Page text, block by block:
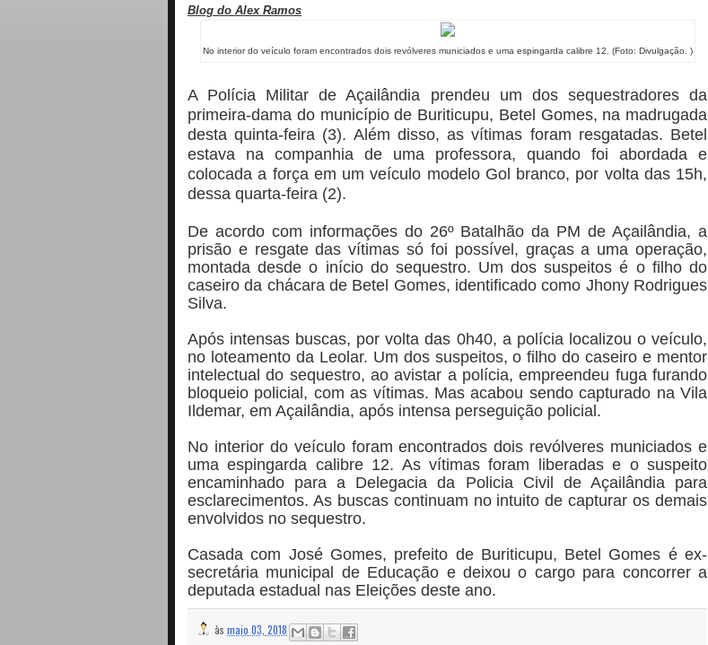
Blog do Alex Ramos
No interior do veículo foram encontrados dois revólveres municiados e uma espingarda calibre 12. (Foto: Divulgação. )
A Polícia Militar de Açailândia prendeu um dos sequestradores da
primeira-dama do município de Buriticupu, Betel Gomes, na madrugada
desta quinta-feira (3). Além disso, as vítimas foram resgatadas. Betel
estava na companhia de uma professora, quando foi abordada e
colocada a força em um veículo modelo Gol branco, por volta das 15h,
dessa quarta-feira (2).
De acordo com informações do 26º Batalhão da PM de Açailândia, a
prisão e resgate das vítimas só foi possível, graças a uma operação,
montada desde o início do sequestro. Um dos suspeitos é o filho do
caseiro da chácara de Betel Gomes, identificado como Jhony Rodrigues
Silva.
Após intensas buscas, por volta das 0h40, a polícia localizou o veículo,
no loteamento da Leolar. Um dos suspeitos, o filho do caseiro e mentor
intelectual do sequestro, ao avistar a polícia, empreendeu fuga furando
bloqueio policial, com as vítimas. Mas acabou sendo capturado na Vila
Ildemar, em Açailândia, após intensa perseguição policial.
No interior do veículo foram encontrados dois revólveres municiados e
uma espingarda calibre 12. As vítimas foram liberadas e o suspeito
encaminhado para a Delegacia da Policia Civil de Açailândia para
esclarecimentos. As buscas continuam no intuito de capturar os demais
envolvidos no sequestro.
Casada com José Gomes, prefeito de Buriticupu, Betel Gomes é ex-
secretária municipal de Educação e deixou o cargo para concorrer a
deputada estadual nas Eleições deste ano.
às maio 03, 2018